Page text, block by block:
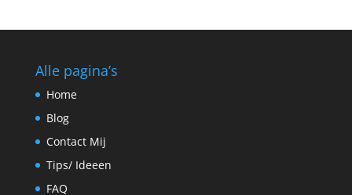
Alle pagina’s
Home
Blog
Contact Mij
Tips/ Ideeen
FAQ